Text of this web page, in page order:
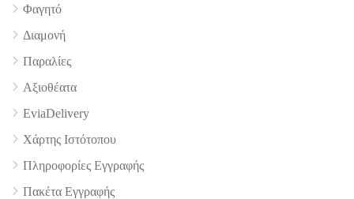
4.9
Φαγητό
Διαμονή
Παραλίες
Αξιοθέατα
EviaDelivery
Χάρτης Ιστότοπου
Πληροφορίες Εγγραφής
Πακέτα Εγγραφής